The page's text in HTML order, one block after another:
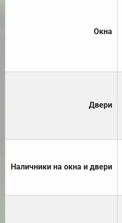
Окна
Двери
Наличники на окна и двери